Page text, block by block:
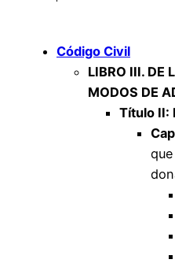
Código Civil
LIBRO III. DE
MODOS DE
Título II: